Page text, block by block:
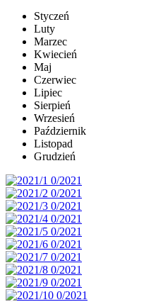
Styczeń
Luty
Marzec
Kwiecień
Maj
Czerwiec
Lipiec
Sierpień
Wrzesień
Październik
Listopad
Grudzień